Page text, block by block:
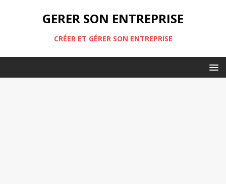
GERER SON ENTREPRISE
CRÉER ET GÉRER SON ENTREPRISE